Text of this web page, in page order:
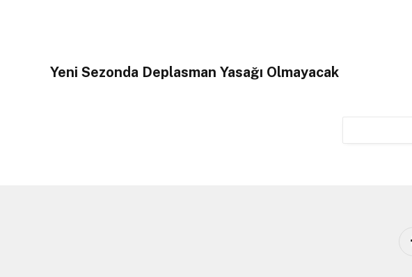
Yeni Sezonda Deplasman Yasağı Olmayacak